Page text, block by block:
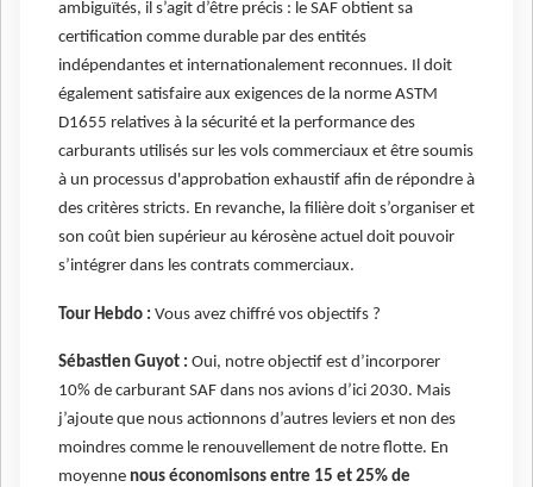
ambiguïtés, il s’agit d’être précis : le SAF obtient sa
certification comme durable par des entités
indépendantes et internationalement reconnues. Il doit
également satisfaire aux exigences de la norme ASTM
D1655 relatives à la sécurité et la performance des
carburants utilisés sur les vols commerciaux et être soumis
à un processus d'approbation exhaustif afin de répondre à
des critères stricts. En revanche, la filière doit s’organiser et
son coût bien supérieur au kérosène actuel doit pouvoir
s’intégrer dans les contrats commerciaux.
Tour Hebdo : Vous avez chiffré vos objectifs ?
Sébastien Guyot : Oui, notre objectif est d’incorporer
10% de carburant SAF dans nos avions d’ici 2030. Mais
j’ajoute que nous actionnons d’autres leviers et non des
moindres comme le renouvellement de notre flotte. En
moyenne nous économisons entre 15 et 25% de